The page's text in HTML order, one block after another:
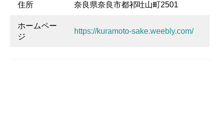
住所 奈良県奈良市都祁吐山町2501
ホームペー
ジ
https://kuramoto-sake.weebly.com/